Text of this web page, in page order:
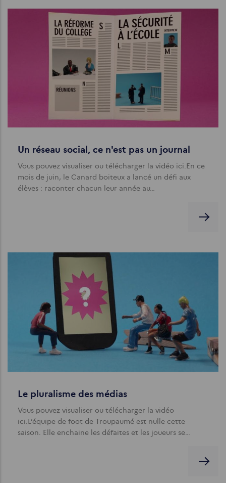
Un réseau social, ce n'est pas un journal
Vous pouvez visualiser ou télécharger la vidéo ici.En ce
mois de juin, le Canard boiteux a lancé un défi aux
élèves : raconter chacun leur année au…
Le pluralisme des médias
Vous pouvez visualiser ou télécharger la vidéo
ici.L’équipe de foot de Troupaumé est nulle cette
saison. Elle enchaine les défaites et les joueurs se…